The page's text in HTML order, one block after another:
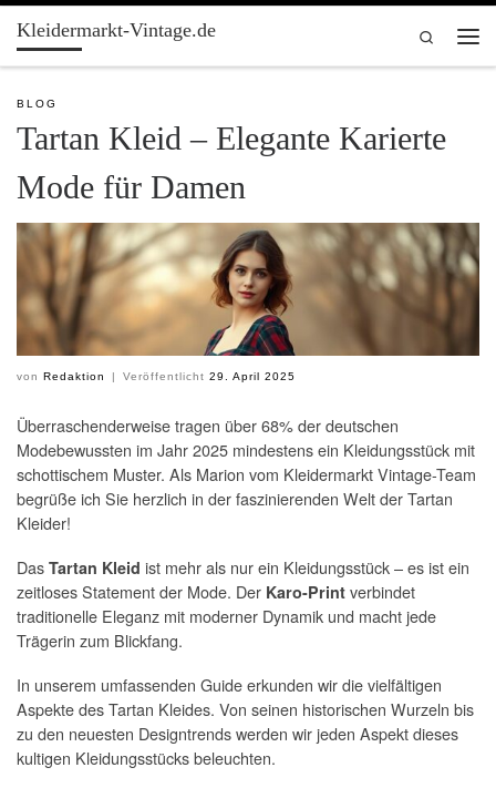
Zum Inhalt springen
Kleidermarkt-Vintage.de
Search
BLOG
Tartan Kleid – Elegante Karierte
Mode für Damen
von Redaktion | Veröffentlicht29. April 2025
Überraschenderweise tragen über 68% der deutschen
Modebewussten im Jahr 2025 mindestens ein Kleidungsstück mit
schottischem Muster. Als Marion vom Kleidermarkt Vintage-Team
begrüße ich Sie herzlich in der faszinierenden Welt der Tartan
Kleider!
Das Tartan Kleid ist mehr als nur ein Kleidungsstück – es ist ein
zeitloses Statement der Mode. Der Karo-Print verbindet
traditionelle Eleganz mit moderner Dynamik und macht jede
Trägerin zum Blickfang.
In unserem umfassenden Guide erkunden wir die vielfältigen
Aspekte des Tartan Kleides. Von seinen historischen Wurzeln bis
zu den neuesten Designtrends werden wir jeden Aspekt dieses
kultigen Kleidungsstücks beleuchten.